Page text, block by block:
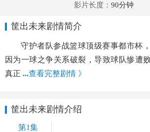
影片长度： 90分钟
筐出未来剧情简介
守护者队参战篮球顶级赛事都市杯
因为一球之争关系破裂，导致球队惨遭
真正 ...查看完整剧情 》
筐出未来剧情介绍
第1集